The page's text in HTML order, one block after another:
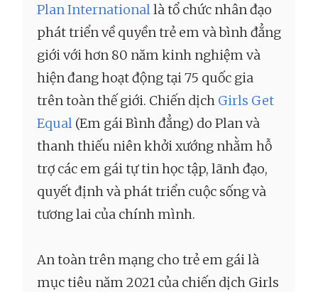
Plan Internationallà tổ chức nhân đạo
phát triển về quyền trẻ em và bình đẳng
giới với hơn 80 năm kinh nghiệm và
hiện đang hoạt động tại 75 quốc gia
trên toàn thế giới. Chiến dịch Girls Get
Equal (Em gái Bình đẳng) do Plan và
thanh thiếu niên khởi xướng nhằm hỗ
trợ các em gái tự tin học tập, lãnh đạo,
quyết định và phát triển cuộc sống và
tương lai của chính mình.
An toàn trên mạng cho trẻ em gái là
mục tiêu năm 2021 của chiến dịch Girls